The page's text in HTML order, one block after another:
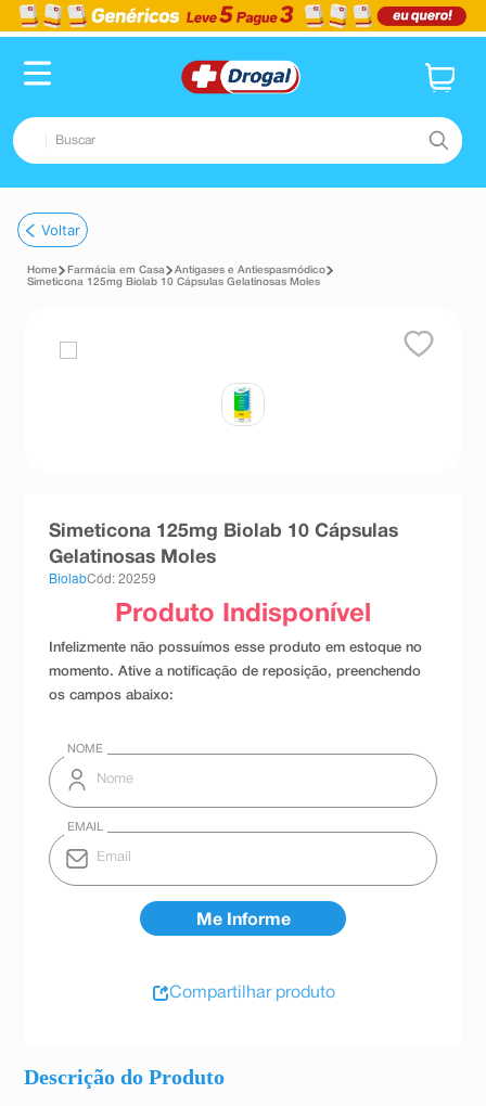
Buscar
1º fralda
2º pampers confort sec max
lenço umedecido
esmalte
ºabsorvente
Voltar
Farmácia em Casa
Antigases e Antiespasmódico
Simeticona 125mg Biolab 10 Cápsulas Gelatinosas Moles
Descrição do Produto
Simeticona 125mg Biolab 10 Cápsulas
Gelatinosas Moles
BiolabCód: 20259
Compartilhar produto